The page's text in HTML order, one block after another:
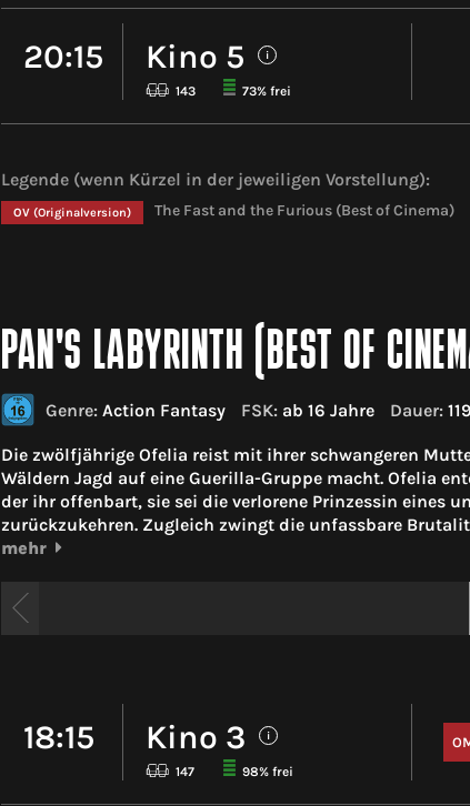
20:15 Kino 5 i
143 73% frei
Legende (wenn Kürzel in der jeweiligen Vorstellung):
OV (Originalversion) The Fast and the Furious (Best of Cinema)
PAN'S LABYRINTH (BEST OF
Genre: Action Fantasy FSK: ab 16 Jahre Dauer:
Die zwölfjährige Ofelia reist mit ihrer schwangeren
Wäldern Jagd auf eine Guerilla-Gruppe macht. Ofelia
der ihr offenbart, sie sei die verlorene Prinzessin eines
zurückzukehren. Zugleich zwingt die unfassbare
mehr
18:15 Kino 3 i
147 98% frei